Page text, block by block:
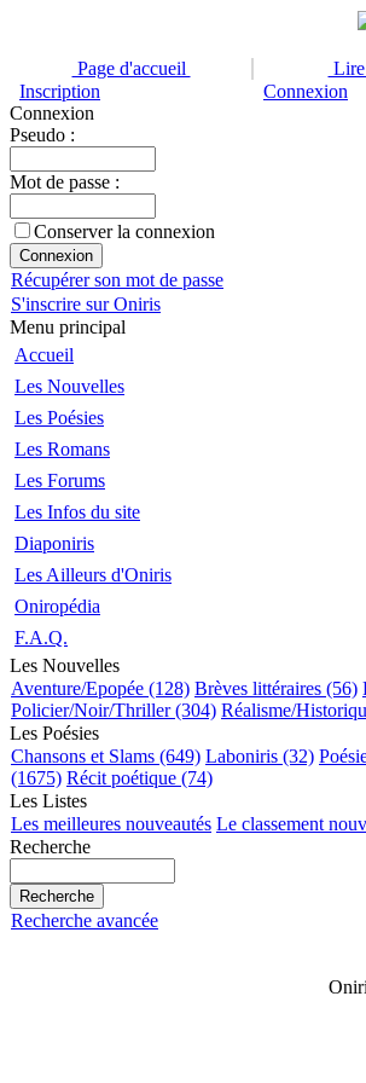
Page d'accueil Lire
Inscription
Connexion
Connexion
Pseudo :
Mot de passe :
Conserver la connexion
Récupérer son mot de passe
S'inscrire sur Oniris
Menu principal
Accueil
Les Nouvelles
Les Poésies
Les Romans
Les Forums
Les Infos du site
Diaponiris
Les Ailleurs d'Oniris
Oniropédia
F.A.Q.
Les Nouvelles
Aventure/Epopée (128) Brèves littéraires (56)
Policier/Noir/Thriller (304) Réalisme/
Les Poésies
Chansons et Slams (649) Laboniris (32)
(1675) Récit poétique (74)
Les Listes
Les meilleures nouveautés Le classement
Recherche
Recherche avancée